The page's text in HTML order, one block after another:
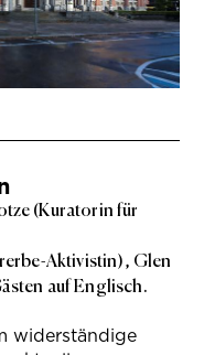
(Kuratorin für
Aktivistin), Glen
auf Englisch.
widerständige